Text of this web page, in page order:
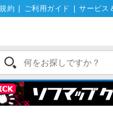
約 ご利用ガイド サービス